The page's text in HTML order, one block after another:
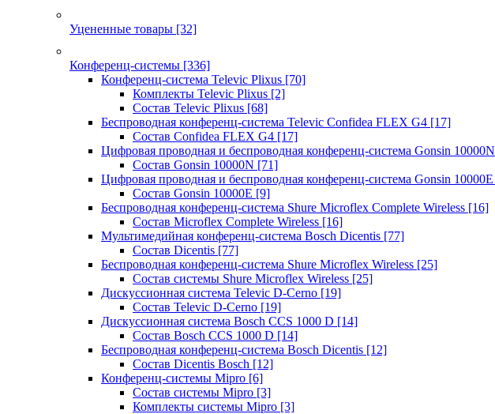
Уцененные товары [32]
Конференц-системы [336]
Конференц-система Televic Plixus [70]
Комплекты Televic Plixus [2]
Состав Televic Plixus [68]
Беспроводная конференц-система Televic Confidea FLEX G4 [17]
Состав Confidea FLEX G4 [17]
Цифровая проводная и беспроводная конференц-система Gonsin 10000N
Состав Gonsin 10000N [71]
Цифровая проводная и беспроводная конференц-система Gonsin 10000E
Состав Gonsin 10000E [9]
Беспроводная конференц-система Shure Microflex Complete Wireless [16]
Состав Microflex Complete Wireless [16]
Мультимедийная конференц-система Bosch Dicentis [77]
Состав Dicentis [77]
Беспроводная конференц-система Shure Microflex Wireless [25]
Состав системы Shure Microflex Wireless [25]
Дискуссионная система Televic D-Cerno [19]
Состав Televic D-Cerno [19]
Дискуссионная система Bosch CCS 1000 D [14]
Состав Bosch CCS 1000 D [14]
Беспроводная конференц-система Bosch Dicentis [12]
Состав Dicentis Bosch [12]
Конференц-системы Mipro [6]
Состав системы Mipro [3]
Комплекты системы Mipro [3]